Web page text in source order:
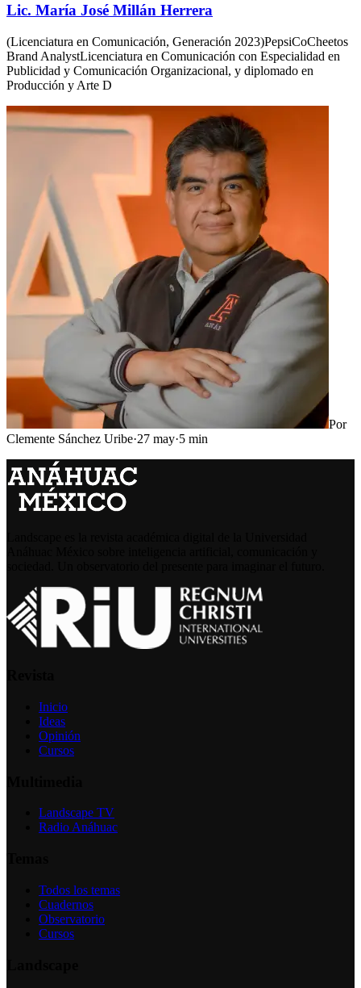
Lic. María José Millán Herrera
(Licenciatura en Comunicación, Generación 2023)PepsiCoCheetos
Brand AnalystLicenciatura en Comunicación con Especialidad en
Publicidad y Comunicación Organizacional, y diplomado en
Producción y Arte D
Por
Clemente Sánchez Uribe·27 may·5 min
Inicio
Ideas
Opinión
Cursos
Landscape TV
Radio Anáhuac
Todos los temas
Cuadernos
Observatorio
Cursos